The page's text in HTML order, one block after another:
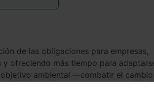
de las obligaciones para empresas,
ofreciendo más tiempo para
ambiental —combatir el cambio
destinados a asegurar una
plenamente exigible.